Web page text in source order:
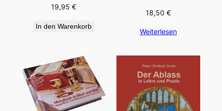
19,95€
In den Warenkorb
18,50 €
Weiterlesen